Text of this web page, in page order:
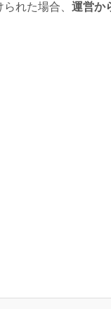
れた場合、 運営か